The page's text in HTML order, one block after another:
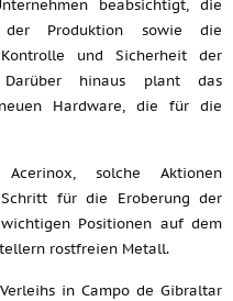
beabsichtigt, die
der Produktion sowie die
und Sicherheit der
Darüber hinaus plant das
Hardware, die für die
solche Aktionen
für die Eroberung der
Positionen auf dem
rostfreien Metall.
in Campo de Gibraltar